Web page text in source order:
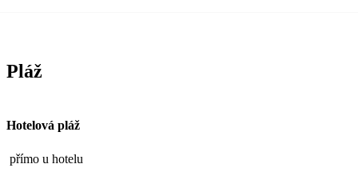
Pláž
Hotelová pláž
přímo u hotelu